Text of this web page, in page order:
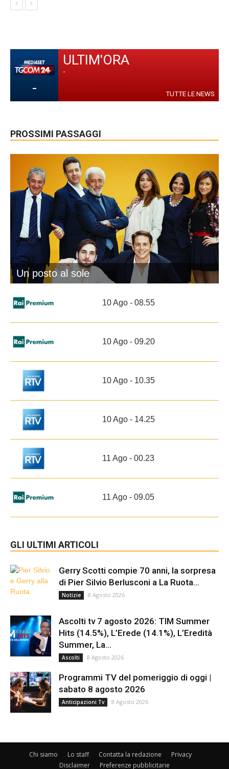
-
ULTIM'ORA
-
TUTTE LE NEWS
PROSSIMI PASSAGGI
Un posto al sole
10 Ago - 08.55
10 Ago - 09.20
10 Ago - 10.35
10 Ago - 14.25
11 Ago - 00.23
11 Ago - 09.05
GLI ULTIMI ARTICOLI
Gerry Scotti compie 70 anni, la sorpresa
di Pier Silvio Berlusconi a La Ruota...
Notizie 8 Agosto 2026
Ascolti tv 7 agosto 2026: TIM Summer
Hits (14.5%), L’Erede (14.1%), L’Eredità
Summer, La...
Ascolti 8 Agosto 2026
Programmi TV del pomeriggio di oggi |
sabato 8 agosto 2026
Anticipazioni Tv 8 Agosto 2026
Chi siamo Lo staff Contatta la redazione
Privacy
Disclaimer
Preferenze pubblicitarie